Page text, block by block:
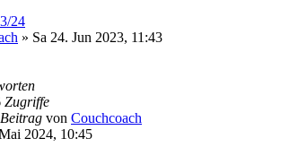
24
» Sa 24. Jun 2023, 11:43
Zugriffe
von Couchcoach
2024, 10:45